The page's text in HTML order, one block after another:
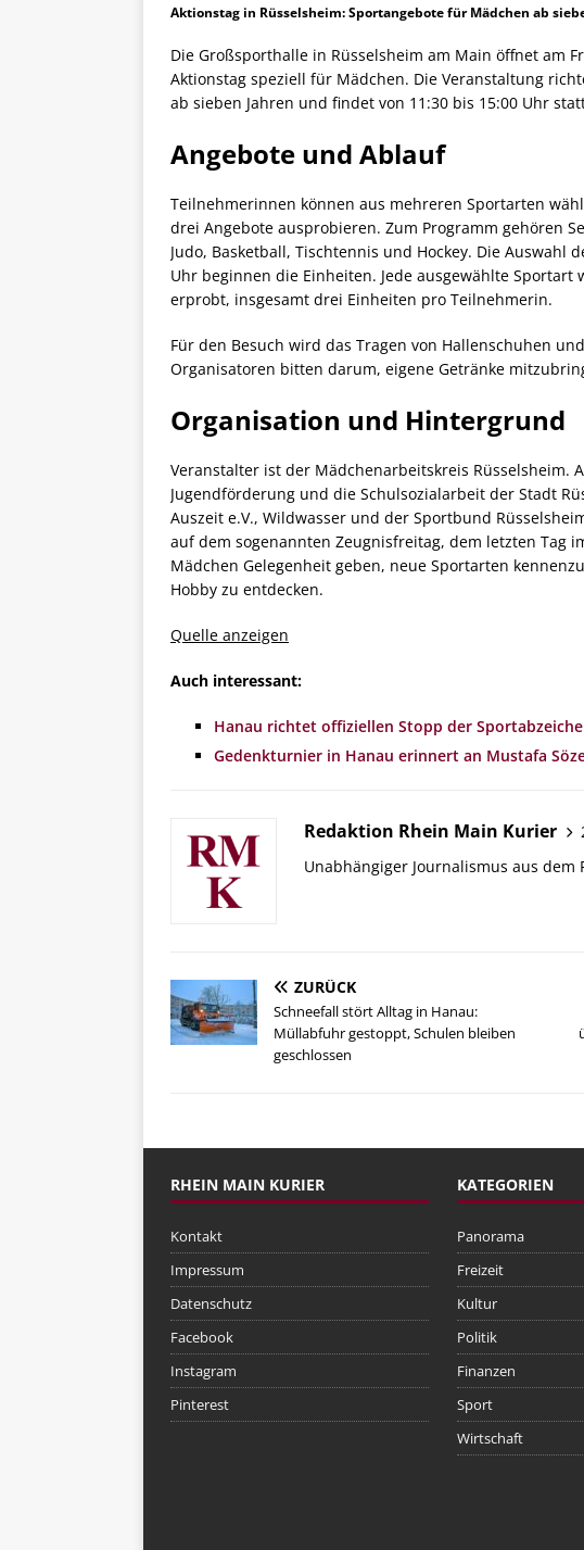
Aktionstag in Rüsselsheim: Sportangebote für Mädchen ab
Die Großsporthalle in Rüsselsheim am Main öffnet am
Aktionstag speziell für Mädchen. Die Veranstaltung
ab sieben Jahren und findet von 11:30 bis 15:00 Uhr
Angebote und Ablauf
Teilnehmerinnen können aus mehreren Sportarten
drei Angebote ausprobieren. Zum Programm gehören
Judo, Basketball, Tischtennis und Hockey. Die Auswahl
Uhr beginnen die Einheiten. Jede ausgewählte
erprobt, insgesamt drei Einheiten pro Teilnehmerin.
Für den Besuch wird das Tragen von Hallenschuhen
Organisatoren bitten darum, eigene Getränke
Organisation und Hintergrund
Veranstalter ist der Mädchenarbeitskreis Rüsselsheim.
Jugendförderung und die Schulsozialarbeit der Stadt
Auszeit e.V., Wildwasser und der Sportbund
auf dem sogenannten Zeugnisfreitag, dem letzten Tag
Mädchen Gelegenheit geben, neue Sportarten
Hobby zu entdecken.
Quelle anzeigen
Auch interessant:
Hanau richtet offiziellen Stopp der
Gedenkturnier in Hanau erinnert an Mustafa
Redaktion Rhein Main Kurier
Unabhängiger Journalismus aus dem
ZURÜCK
Schneefall stört Alltag in Hanau:
Müllabfuhr gestoppt, Schulen bleiben
geschlossen
RHEIN MAIN KURIER
Kontakt
Impressum
Datenschutz
Facebook
Instagram
Pinterest
KATEGORIEN
Panorama
Freizeit
Kultur
Politik
Finanzen
Sport
Wirtschaft